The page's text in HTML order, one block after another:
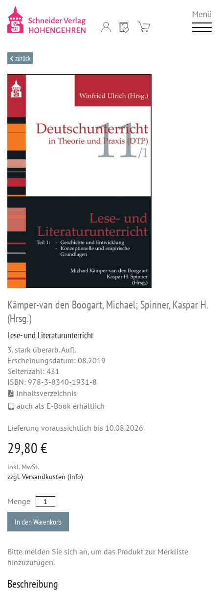
Menü
zurück
Kämper-van den Boogart, Michael; Spinner, Kaspar H.
(Hrsg.)
Lese- und Literaturunterricht
3. stark überarb. Aufl.
Erscheinungsdatum: 08.2019
Seitenzahl: 431
ISBN: 978-3-8340-1931-8
Inhaltsverzeichnis
auch als E-Book erhältlich
Lieferung voraussichtlich bis 10.08.2026
29,80 €
inkl. MwSt.
zzgl. Versandkosten (Info)
Menge
In den Warenkorb
Bitte melden Sie sich an, um das Produkt zur Merkliste
hinzuzufügen.
Beschreibung